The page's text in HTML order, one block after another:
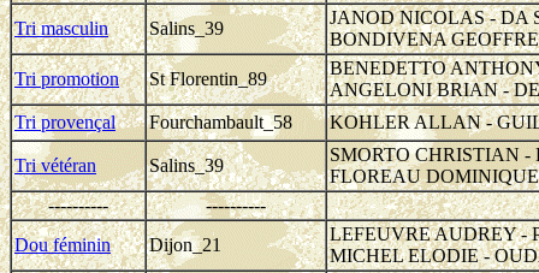
Tri masculin
Salins_39
JANOD NICOLAS - DA
BONDIVENA
Tri promotion
St Florentin_89
BENEDETTO
ANGELONI BRIAN -
Tri provençal
Fourchambault_58 KOHLER ALLAN -
Tri vétéran Salins_39
SMORTO CHRISTIAN
FLOREAU
----------
----------
Dou féminin
Dijon_21
LEFEUVRE AUDREY -
MICHEL ELODIE -